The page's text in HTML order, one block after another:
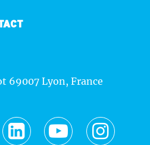
69007 Lyon, France